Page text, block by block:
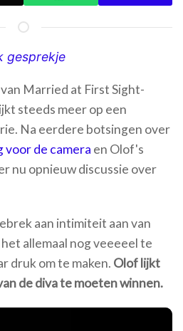
gesprekje
Married at First Sight-
steeds meer op een
Na eerdere botsingen over
voor de camera en Olof's
nu opnieuw discussie over
aan intimiteit aan van
allemaal nog veeeeel te
druk om te maken. Olof lijkt
de diva te moeten winnen.